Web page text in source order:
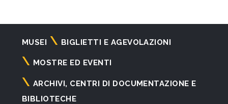
Navigazione
principale
MUSEI BIGLIETTI E AGEVOLAZIONI
MOSTRE ED EVENTI
ARCHIVI, CENTRI DI DOCUMENTAZIONE E
BIBLIOTECHE